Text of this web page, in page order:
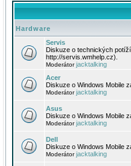
Hardware
Servis
Diskuze o technických
http://servis.wmhelp.cz).
Moderátorjacktalking
Acer
Diskuze o Windows Mobile
Moderátorjacktalking
Asus
Diskuze o Windows Mobile
Moderátorjacktalking
Dell
Diskuze o Windows Mobile
Moderátorjacktalking